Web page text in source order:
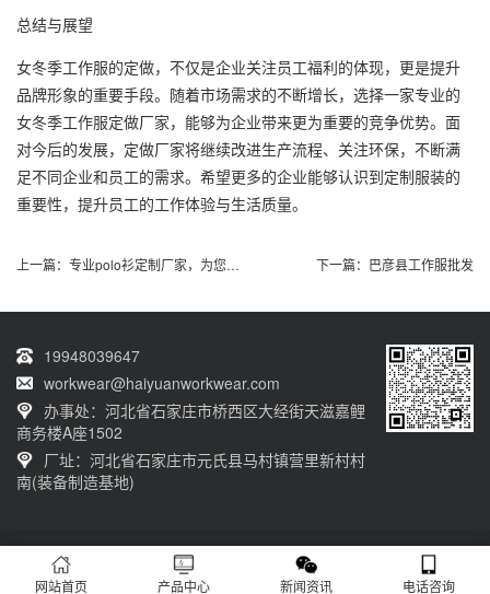
总结与展望
女冬季工作服的定做，不仅是企业关注员工福利的体现，更是提升
品牌形象的重要手段。随着市场需求的不断增长，选择一家专业的
女冬季工作服定做厂家，能够为企业带来更为重要的竞争优势。面
对今后的发展，定做厂家将继续改进生产流程、关注环保，不断满
足不同企业和员工的需求。希望更多的企业能够认识到定制服装的
重要性，提升员工的工作体验与生活质量。
上一篇： 专业polo衫定制厂家，为您打造独特时尚 下一篇： 巴彦县工作服批发
19948039647
workwear@haiyuanworkwear.com
办事处：河北省石家庄市桥西区大经街天滋嘉鲤
商务楼A座1502
厂址：河北省石家庄市元氏县马村镇营里新村村
南(装备制造基地)
20230601001版权归石家庄海源劳保有限公司所有 网站备案号：
冀ICP备
12011659号-5
网站首页 产品中心 新闻资讯 电话咨询